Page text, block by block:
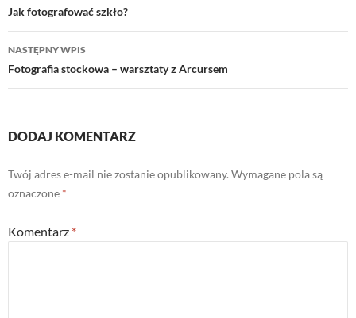
wpisu
Jak fotografować szkło?
NASTĘPNY WPIS
Fotografia stockowa – warsztaty z Arcursem
DODAJ KOMENTARZ
Twój adres e-mail nie zostanie opublikowany. Wymagane pola są
oznaczone *
Komentarz *